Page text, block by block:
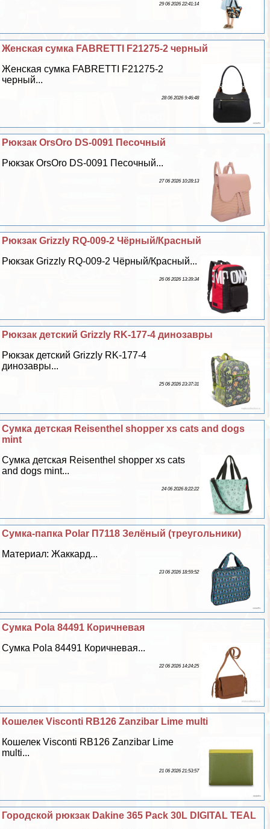
29 06 2026 22:41:14
Женская сумка FABRETTI F21275-2 черный
Женская сумка FABRETTI F21275-2
черный...
28 06 2026 9:46:48
Рюкзак OrsOro DS-0091 Песочный
Рюкзак OrsOro DS-0091 Песочный...
27 06 2026 10:28:13
Рюкзак Grizzly RQ-009-2 Чёрный/Красный
Рюкзак Grizzly RQ-009-2 Чёрный/Красный...
26 06 2026 13:39:34
Рюкзак детский Grizzly RK-177-4 динозавры
Рюкзак детский Grizzly RK-177-4
динозавры...
25 06 2026 23:37:31
Сумка детская Reisenthel shopper xs cats and dogs
mint
Сумка детская Reisenthel shopper xs cats
and dogs mint...
24 06 2026 8:22:22
Сумка-папка Polar П7118 Зелёный (треугольники)
Материал: Жаккард...
23 06 2026 18:59:52
Сумка Pola 84491 Коричневая
Сумка Pola 84491 Коричневая...
22 06 2026 14:24:25
Кошелек Visconti RB126 Zanzibar Lime multi
Кошелек Visconti RB126 Zanzibar Lime
multi...
21 06 2026 21:53:57
Городской рюкзак Dakine 365 Pack 30L DIGITAL TEAL